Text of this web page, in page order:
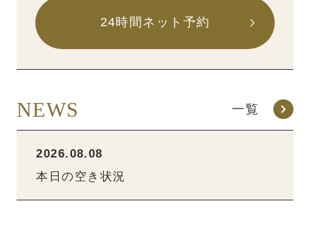
24時間ネット予約
NEWS 一覧
2026.08.08
本日の空き状況